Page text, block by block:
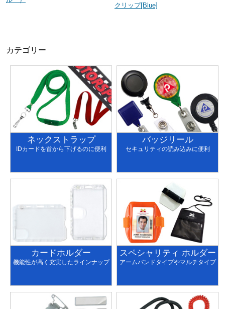
クリップ[Blue]
カテゴリー
ネックストラップ
IDカードを首から下げるのに便利
バッジリール
セキュリティの読み込みに便利
カードホルダー
機能性が高く充実したラインナップ
スペシャリティ ホルダー
アームバンドタイプやマルチタイプ